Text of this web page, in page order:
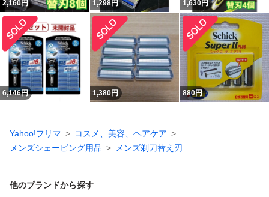
2,160円 1,298円 1,630円
6,146円 1,380円 880円
Yahoo!フリマ
コスメ、美容、ヘアケア
メンズシェービング用品
メンズ剃刀替え刃
他のブランドから探す